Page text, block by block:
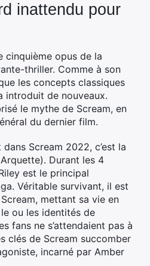
inattendu pour
cinquième opus de la
thriller. Comme à son
les concepts classiques
introduit de nouveaux.
le mythe de Scream, en
du dernier film.
Scream 2022, c’est la
Durant les 4
est le principal
Véritable survivant, il est
mettant sa vie en
ou les identités de
fans ne s’attendaient pas à
clés de Scream succomber
incarné par Amber